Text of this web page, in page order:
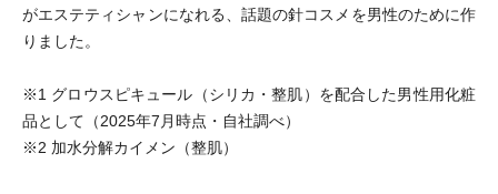
がエステティシャンになれる、話題の針コスメを男性のために作
りました。
※1 グロウスピキュール（シリカ・整肌）を配合した男性用化粧
品として（2025年7月時点・自社調べ）
※2 加水分解カイメン（整肌）